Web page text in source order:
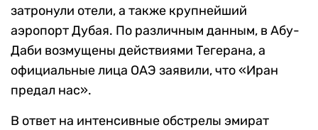
затронули отели, а также крупнейший
аэропорт Дубая. По различным данным, в Абу-
Даби возмущены действиями Тегерана, а
официальные лица ОАЭ заявили, что «Иран
предал нас».
В ответ на интенсивные обстрелы эмират